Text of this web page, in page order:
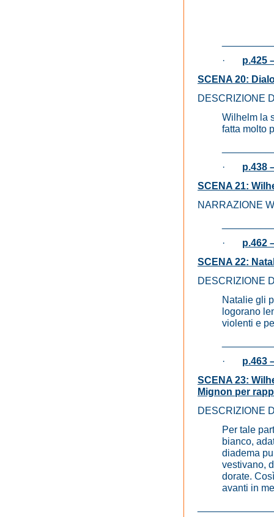
· p.425
SCENA 20:
DESCRIZIONE
Wilhelm la
fatta molto
· p.438
SCENA 21:
NARRAZIONE
· p.462
SCENA 22:
DESCRIZIONE
Natalie gli
logorano
violenti e
· p.463
SCENA 23:
Mignon per
DESCRIZIONE
Per tale
bianco,
diadema
vestivano,
dorate.
avanti in